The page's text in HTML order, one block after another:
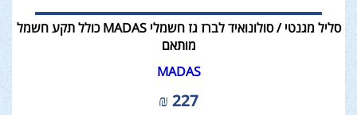
סליל מגנטי / סולונואיד לברז גז חשמלי MADAS כולל תקע חשמל
מותאם
MADAS
227
₪